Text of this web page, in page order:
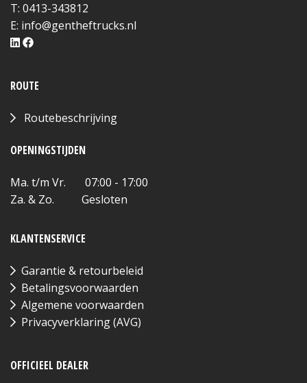
T: 0413-343812
E: info@gentheftrucks.nl
ROUTE
Routebeschrijving
OPENINGSTIJDEN
Ma. t/m Vr. 07:00 - 17:00
Za. & Zo. Gesloten
KLANTENSERVICE
Garantie & retourbeleid
Betalingsvoorwaarden
Algemene voorwaarden
Privacyverklaring (AVG)
OFFICIEEL DEALER